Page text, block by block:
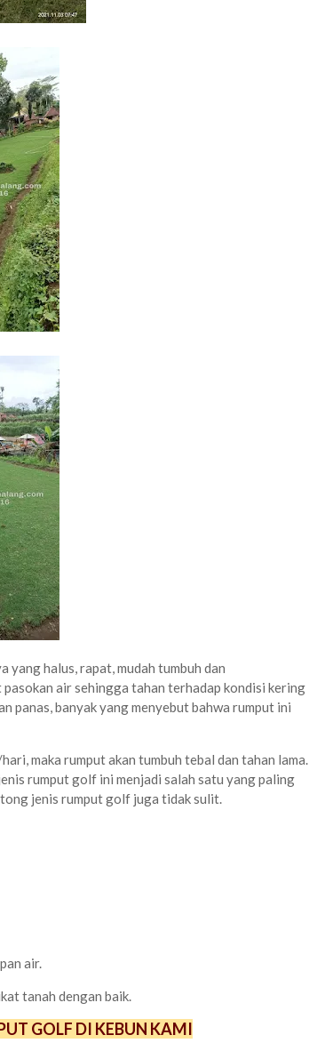
halus, rapat, mudah tumbuh dan
air sehingga tahan terhadap kondisi kering
panas, banyak yang menyebut bahwa rumput ini
maka rumput akan tumbuh tebal dan tahan lama.
rumput golf ini menjadi salah satu yang paling
jenis rumput golf juga tidak sulit.
air.
tanah dengan baik.
GOLF DI KEBUN KAMI